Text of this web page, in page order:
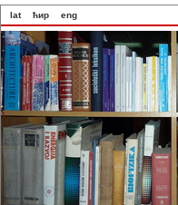
lat ћир eng